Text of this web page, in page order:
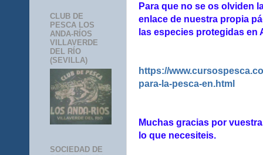
Para que no se os olviden
enlace de nuestra propia
las especies protegidas en
https://
para-la-pesca-en.html
Muchas gracias por
lo que necesiteis.
CLUB DE
PESCA LOS
ANDA-RÍOS
VILLAVERDE
DEL RÍO
(SEVILLA)
SOCIEDAD DE